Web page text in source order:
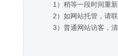
1）稍等一段时间重新
2）如网站托管，请
3）普通网站访客，